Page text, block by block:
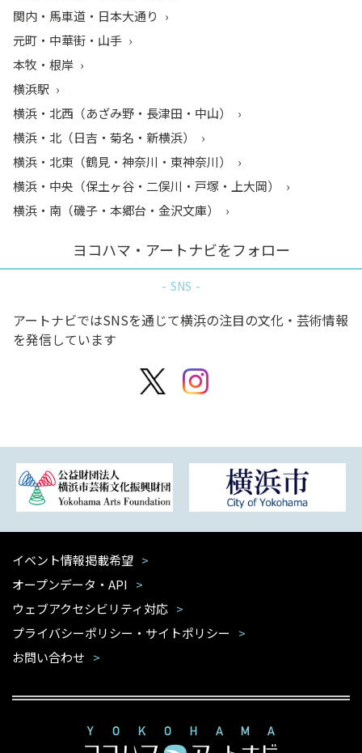
関内・馬車道・日本大通り
元町・中華街・山手
本牧・根岸
横浜駅
横浜・北西（あざみ野・長津田・中山）
横浜・北（日吉・菊名・新横浜）
横浜・北東（鶴見・神奈川・東神奈川）
横浜・中央（保土ヶ谷・二俣川・戸塚・上大岡）
横浜・南（磯子・本郷台・金沢文庫）
ヨコハマ・アートナビをフォロー
SNS
アートナビではSNSを通じて横浜の注目の文化・芸術情報
を発信しています
イベント情報掲載希望
オープンデータ・API
ウェブアクセシビリティ対応
プライバシーポリシー・サイトポリシー
お問い合わせ